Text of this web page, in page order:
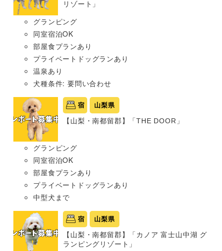
リゾート」
グランピング
同室宿泊OK
部屋食プランあり
プライベートドッグランあり
温泉あり
犬種条件: 要問い合わせ
宿 山梨県
【山梨・南都留郡】「THE DOOR」
グランピング
同室宿泊OK
部屋食プランあり
プライベートドッグランあり
中型犬まで
宿 山梨県
【山梨・南都留郡】「カノア 富士山中湖 グ
ランピングリゾート」